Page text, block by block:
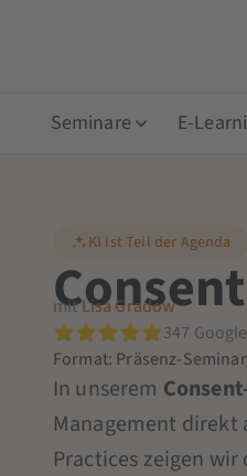
Seminare E-
KI ist Teil der Agenda
mitLisa Gradow
347
Format: Präsenz-
In unserem
Management direkt
Practices zeigen